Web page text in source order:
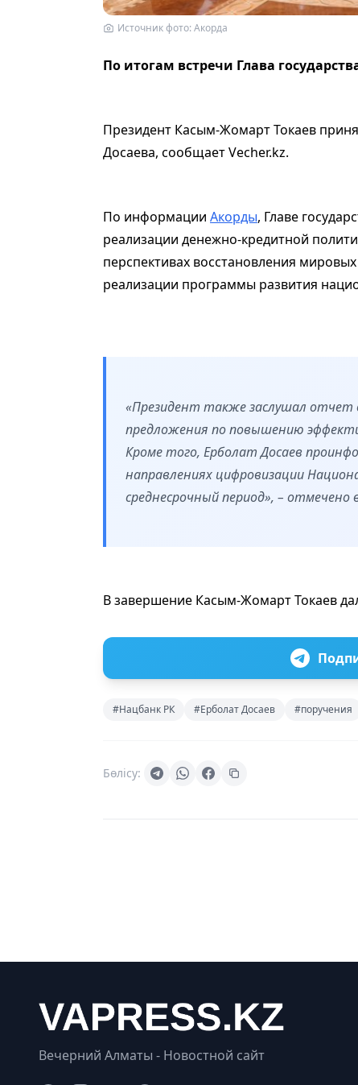
Источник фото: Акорда
По итогам встречи Глава
Президент Касым-Жомарт Токаев
Досаева, сообщает Vecher.kz.
По информации Акорды, Главе
реализации денежно-кредитной
перспективах восстановления
реализации программы развития
«Президент также заслушал отчет
предложения по повышению
Кроме того, Ерболат Досаев
направлениях цифровизации
среднесрочный период», – отмечено
В завершение Касым-Жомарт Токаев
#Нацбанк РК #Ерболат Досаев #поручения
Бөлісу:
Вечерний Алматы - Новостной сайт